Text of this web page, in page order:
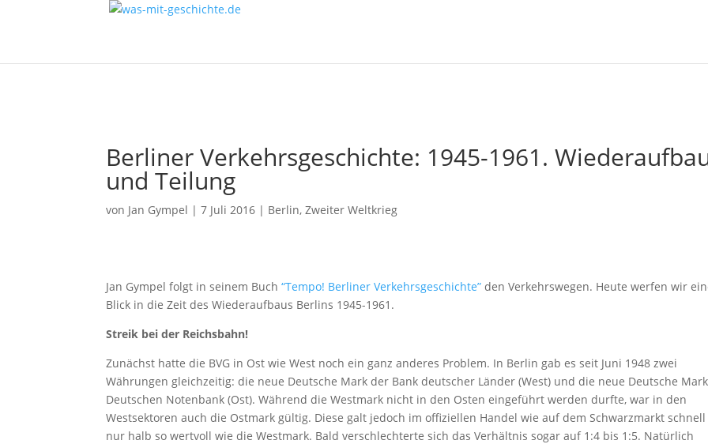
Berliner Verkehrsgeschichte: 1945-1961.
und Teilung
von Jan Gympel |7 Juli 2016 | Berlin,Zweiter Weltkrieg
Jan Gympel folgt in seinem Buch“Tempo! Berliner Verkehrsgeschichte” den Verkehrswegen. Heute werfen wir
Blick in die Zeit des Wiederaufbaus Berlins 1945-1961.
Streik bei der Reichsbahn!
Zunächst hatte die BVG in Ost wie West noch ein ganz anderes Problem. In Berlin gab es seit Juni 1948 zwei
Währungen gleichzeitig: die neue Deutsche Mark der Bank deutscher Länder (West) und die neue Deutsche
Deutschen Notenbank (Ost). Während die Westmark nicht in den Osten eingeführt werden durfte, war in den
Westsektoren auch die Ostmark gültig. Diese galt jedoch im offiziellen Handel wie auf dem Schwarzmarkt
nur halb so wertvoll wie die Westmark. Bald verschlechterte sich das Verhältnis sogar auf 1:4 bis 1:5. Natürlich